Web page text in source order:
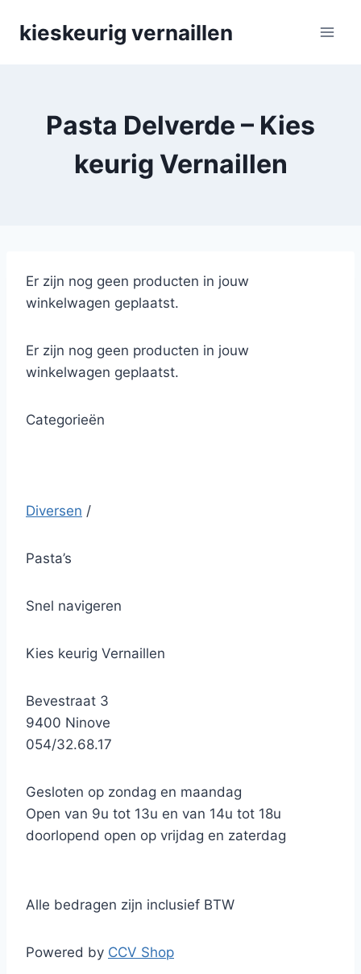
kieskeurig vernaillen
Pasta Delverde – Kies
keurig Vernaillen
Er zijn nog geen producten in jouw
winkelwagen geplaatst.
Er zijn nog geen producten in jouw
winkelwagen geplaatst.
Categorieën
Diversen /
Pasta’s
Snel navigeren
Kies keurig Vernaillen
Bevestraat 3
9400 Ninove
054/32.68.17
Gesloten op zondag en maandag
Open van 9u tot 13u en van 14u tot 18u
doorlopend open op vrijdag en zaterdag
Alle bedragen zijn inclusief BTW
Powered by CCV Shop